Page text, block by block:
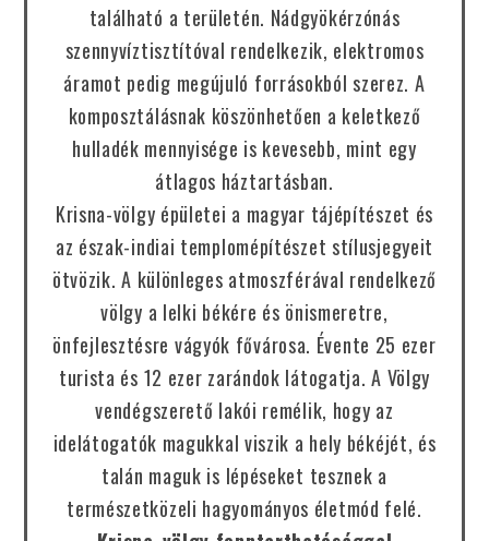
található a területén. Nádgyökérzónás
szennyvíztisztítóval rendelkezik, elektromos
áramot pedig megújuló forrásokból szerez. A
komposztálásnak köszönhetően a keletkező
hulladék mennyisége is kevesebb, mint egy
átlagos háztartásban.
Krisna-völgy épületei a magyar tájépítészet és
az észak-indiai templomépítészet stílusjegyeit
ötvözik. A különleges atmoszférával rendelkező
völgy a lelki békére és önismeretre,
önfejlesztésre vágyók fővárosa. Évente 25 ezer
turista és 12 ezer zarándok látogatja. A Völgy
vendégszerető lakói remélik, hogy az
idelátogatók magukkal viszik a hely békéjét, és
talán maguk is lépéseket tesznek a
természetközeli hagyományos életmód felé.